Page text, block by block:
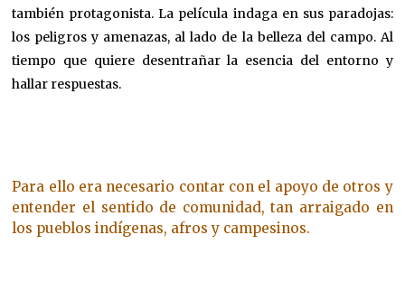
también protagonista. La película indaga en sus paradojas:
los peligros y amenazas, al lado de la belleza del campo. Al
tiempo que quiere desentrañar la esencia del entorno y
hallar respuestas.
Para ello era necesario contar con el apoyo de otros y
entender el sentido de comunidad, tan arraigado en
los pueblos indígenas, afros y campesinos.